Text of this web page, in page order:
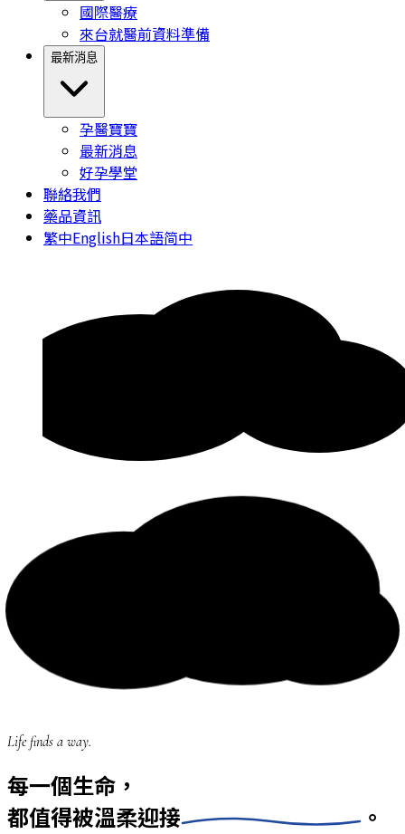
國際醫療
來台就醫前資料準備
最新消息
孕醫寶寶
最新消息
好孕學堂
聯絡我們
藥品資訊
繁中English日本語简中
Life finds a way.
每一個生命，
都值得被溫柔迎接 。